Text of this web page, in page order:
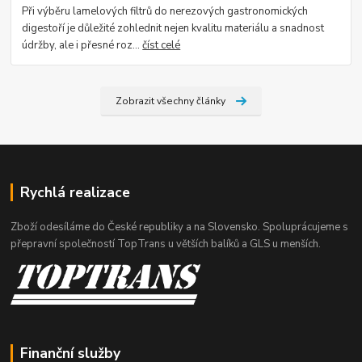
Při výběru lamelových filtrů do nerezových gastronomických
digestoří je důležité zohlednit nejen kvalitu materiálu a snadnost
údržby, ale i přesné roz...číst celé
Zobrazit všechny články
Rychlá realizace
Zboží odesíláme do České republiky a na Slovensko. Spoluprácujeme s
přepravní společností TopTrans u větších balíků a GLS u menších.
Finanční služby